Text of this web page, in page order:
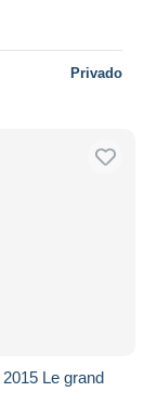
Privado
Le grand